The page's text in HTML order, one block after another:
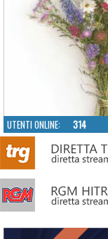
UTENTI ONLINE: 314